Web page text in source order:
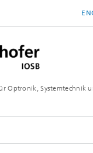
Optronik, Systemtechnik